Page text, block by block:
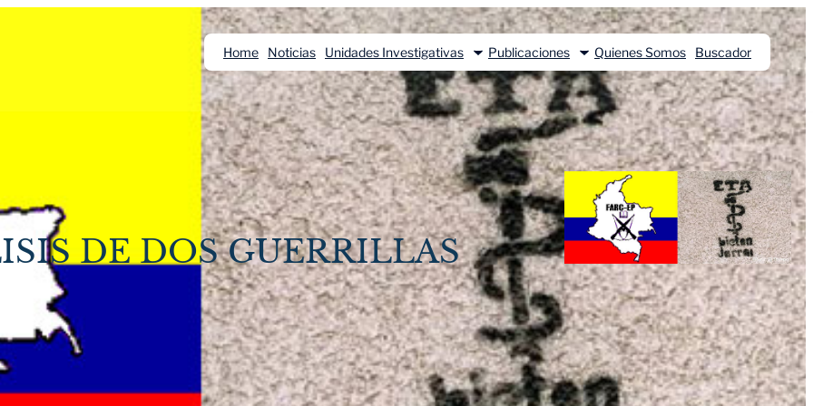
Home Noticias Unidades Investigativas Publicaciones Quienes Somos Buscador
DE DOS GUERRILLAS